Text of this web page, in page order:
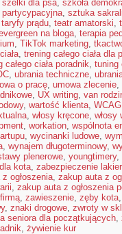
szelki dla psa, szkoła
, sztuka
taryfy prądu, teatr amatorski,
na bloga, terapia
, TikTok marketing,
, trening całego ciała dla
całego ciała poradnik, tuning
, ubrania techniczne,
o pracę, umowa zlecenie,
, UX writing, van
, wartość klienta, WCAG
, włosy kręcone, włosy
, workation, wspólnota
, wycinanki ludowe,
, wynajem długoterminowy,
plenerowe, youngtimery,
kota, zabezpieczenie
ogłoszenia, zakup auta z
, zakup auta z ogłoszenia
, zawieszenie, zęby kota
, znaki drogowe, zwroty w
seniora dla początkujących,
, żywienie kur